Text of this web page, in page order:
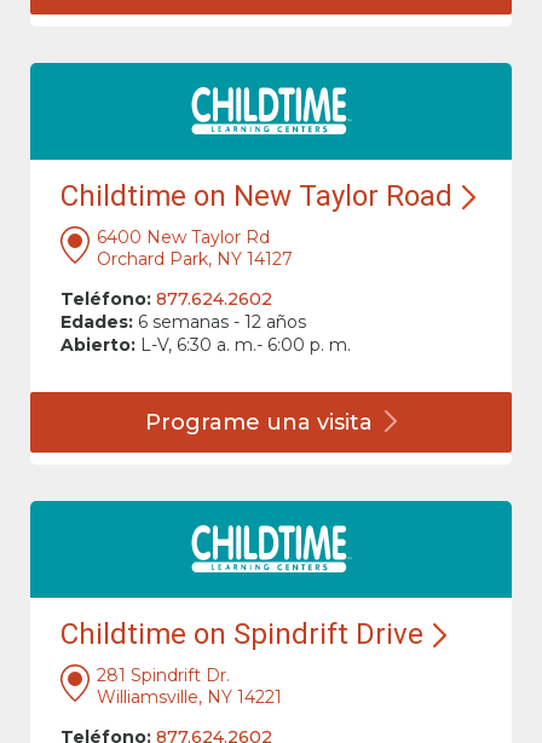
Childtime on New Taylor Road
6400 New Taylor Rd
Orchard Park, NY 14127
Teléfono: 877.624.2602
Edades: 6 semanas - 12 años
Abierto: L-V, 6:30 a. m.- 6:00 p. m.
Programe una visita
Childtime on Spindrift Drive
281 Spindrift Dr.
Williamsville, NY 14221
Teléfono: 877.624.2602